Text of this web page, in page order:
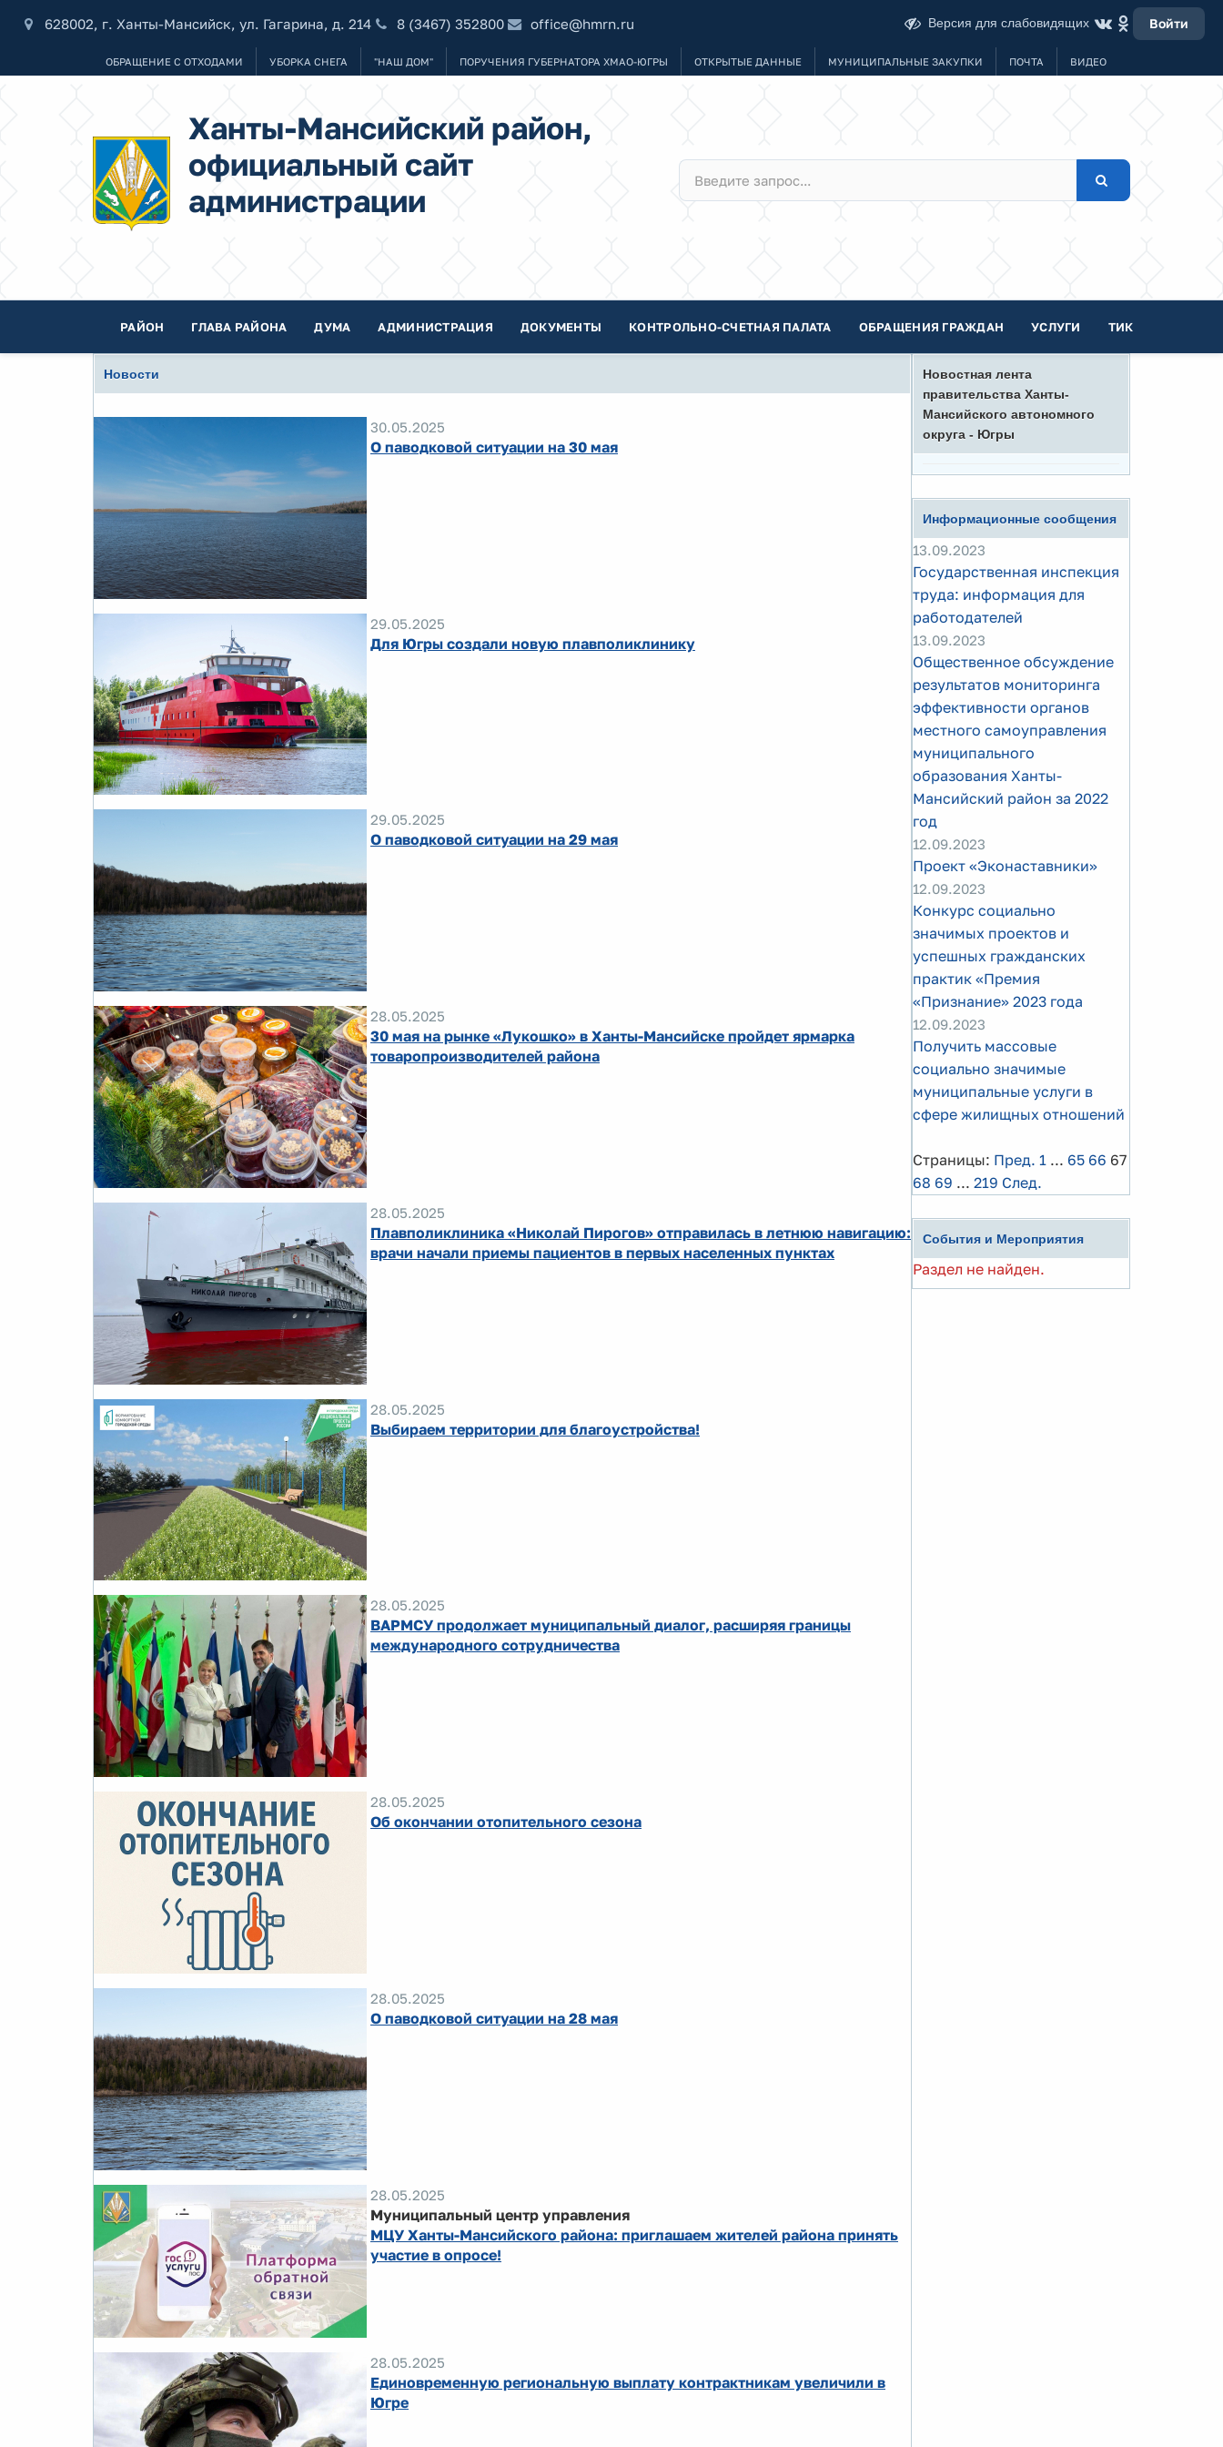
628002, г. Ханты-Мансийск, ул. Гагарина, д. 214 8 (3467) 352800 office@hmrn.ru Версия для слабовидящих Войти
ОБРАЩЕНИЕ С ОТХОДАМИ УБОРКА СНЕГА "НАШ ДОМ" ПОРУЧЕНИЯ ГУБЕРНАТОРА ХМАО-ЮГРЫ ОТКРЫТЫЕ ДАННЫЕ МУНИЦИПАЛЬНЫЕ ЗАКУПКИ ПОЧТА ВИДЕО
Ханты-Мансийский район,
официальный сайт
администрации
РАЙОН ГЛАВА РАЙОНА ДУМА АДМИНИСТРАЦИЯ ДОКУМЕНТЫ КОНТРОЛЬНО-СЧЕТНАЯ ПАЛАТА ОБРАЩЕНИЯ ГРАЖДАН УСЛУГИ ТИК
Новости
30.05.2025
О паводковой ситуации на 30 мая
29.05.2025
Для Югры создали новую плавполиклинику
29.05.2025
О паводковой ситуации на 29 мая
28.05.2025
30 мая на рынке «Лукошко» в Ханты-Мансийске пройдет ярмарка
товаропроизводителей района
28.05.2025
Плавполиклиника «Николай Пирогов» отправилась в летнюю навигацию:
врачи начали приемы пациентов в первых населенных пунктах
28.05.2025
Выбираем территории для благоустройства!
28.05.2025
ВАРМСУ продолжает муниципальный диалог, расширяя границы
международного сотрудничества
28.05.2025
Об окончании отопительного сезона
28.05.2025
О паводковой ситуации на 28 мая
28.05.2025
Муниципальный центр управления
МЦУ Ханты-Мансийского района: приглашаем жителей района принять
участие в опросе!
28.05.2025
Единовременную региональную выплату контрактникам увеличили в
Югре
Новостная лента
правительства Ханты-
Мансийского автономного
округа - Югры
Информационные сообщения
13.09.2023
Государственная инспекция
труда: информация для
работодателей
13.09.2023
Общественное обсуждение
результатов мониторинга
эффективности органов
местного самоуправления
муниципального
образования Ханты-
Мансийский район за 2022
год
12.09.2023
Проект «Эконаставники»
12.09.2023
Конкурс социально
значимых проектов и
успешных гражданских
практик «Премия
«Признание» 2023 года
12.09.2023
Получить массовые
социально значимые
муниципальные услуги в
сфере жилищных отношений
Страницы: Пред. 1 ... 65 66 67
68 69 ... 219 След.
События и Мероприятия
Раздел не найден.